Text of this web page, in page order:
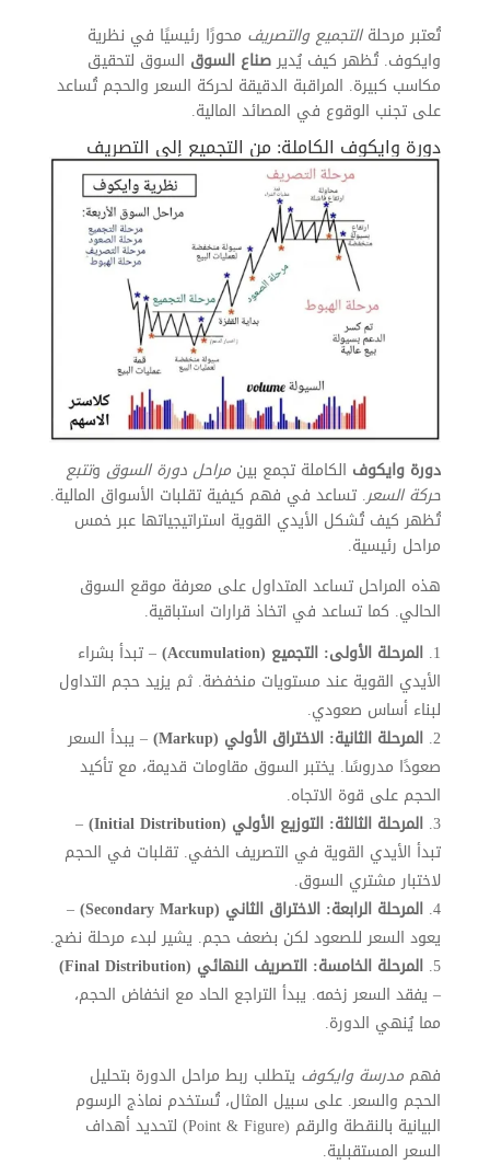
تُعتبر مرحلةالتجميع والتصريف محورًا رئيسيًا في نظرية
وايكوف. تُظهر كيف يُديرصناع السوق السوق لتحقيق
مكاسب كبيرة. المراقبة الدقيقة لحركة السعر والحجم تُساعد
على تجنب الوقوع في المصائد المالية.
دورة وايكوف الكاملة: من التجميع إلى التصريف
دورة وايكوف الكاملة تجمع بين مراحل دورة السوقوتتبع
حركة السعر. تساعد في فهم كيفية تقلبات الأسواق المالية.
تُظهر كيف تُشكل الأيدي القوية استراتيجياتها عبر خمس
مراحل رئيسية.
هذه المراحل تساعد المتداول على معرفة موقع السوق
الحالي. كما تساعد في اتخاذ قرارات استباقية.
المرحلة الأولى: التجميع (Accumulation)
– تبدأ بشراء
الأيدي القوية عند مستويات منخفضة. ثم يزيد حجم التداول
لبناء أساس صعودي.
المرحلة الثانية: الاختراق الأولي (Markup)
– يبدأ السعر
صعودًا مدروسًا. يختبر السوق مقاومات قديمة، مع تأكيد
الحجم على قوة الاتجاه.
المرحلة الثالثة: التوزيع الأولي (Initial Distribution)
–
تبدأ الأيدي القوية في التصريف الخفي. تقلبات في الحجم
لاختبار مشتري السوق.
المرحلة الرابعة: الاختراق الثاني (Secondary Markup)
–
يعود السعر للصعود لكن بضعف حجم. يشير لبدء مرحلة نضج.
المرحلة الخامسة: التصريف النهائي (Final Distribution)
– يفقد السعر زخمه. يبدأ التراجع الحاد مع انخفاض الحجم،
مما يُنهي الدورة.
فهم مدرسة وايكوف يتطلب ربط مراحل الدورة بتحليل
الحجم والسعر. على سبيل المثال، تُستخدم نماذج الرسوم
البيانية بالنقطة والرقم (Point & Figure) لتحديد أهداف
السعر المستقبلية.